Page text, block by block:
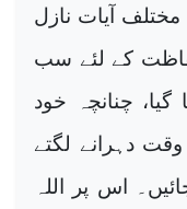
آیات نازل
کے لئے سب
چنانچہ خود
دہرانے لگتے
اس پر اللہ